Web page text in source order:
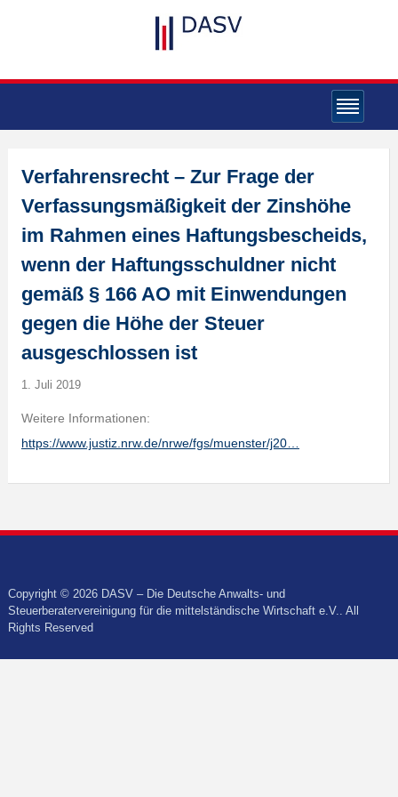
Verfahrensrecht – Zur Frage der
Verfassungsmäßigkeit der Zinshöhe
im Rahmen eines Haftungsbescheids,
wenn der Haftungsschuldner nicht
gemäß § 166 AO mit Einwendungen
gegen die Höhe der Steuer
ausgeschlossen ist
1. Juli 2019
Weitere Informationen:
https://www.justiz.nrw.de/nrwe/fgs/muenster/j20…
Copyright © 2026 DASV – Die Deutsche Anwalts- und
Steuerberatervereinigung für die mittelständische Wirtschaft e.V.. All
Rights Reserved